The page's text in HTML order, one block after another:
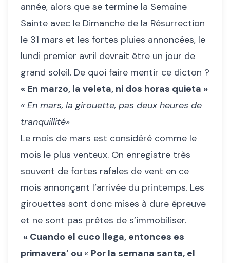
année, alors que se termine la Semaine
Sainte avec le Dimanche de la Résurrection
le 31 mars et les fortes pluies annoncées, le
lundi premier avril devrait être un jour de
grand soleil. De quoi faire mentir ce dicton ?
« En marzo, la veleta, ni dos horas quieta »
« En mars, la girouette, pas deux heures de
tranquillité»
Le mois de mars est considéré comme le
mois le plus venteux. On enregistre très
souvent de fortes rafales de vent en ce
mois annonçant l’arrivée du printemps. Les
girouettes sont donc mises à dure épreuve
et ne sont pas prêtes de s’immobiliser.
« Cuando el cuco llega, entonces es
primavera’ ou « Por la semana santa, el